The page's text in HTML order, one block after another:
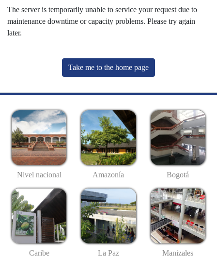
The server is temporarily unable to service your request due to
maintenance downtime or capacity problems. Please try again
later.
Take me to the home page
Nivel nacional Amazonía Bogotá
Caribe La Paz Manizales